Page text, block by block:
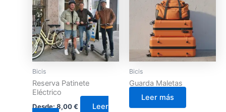
Bicis
Reserva Patinete
Eléctrico
Desde:8,00€
Leer
Bicis
Guarda Maletas
Leer más